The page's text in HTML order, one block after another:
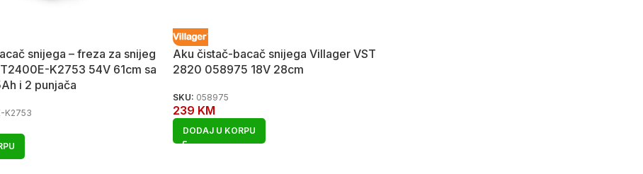
snijega – freza za snijeg
K2753 54V 61cm sa
i 2 punjača
K2753
Aku čistač-bacač snijega Villager VST
2820 058975 18V 28cm
SKU: 058975
239 KM
DODAJ U KORPU